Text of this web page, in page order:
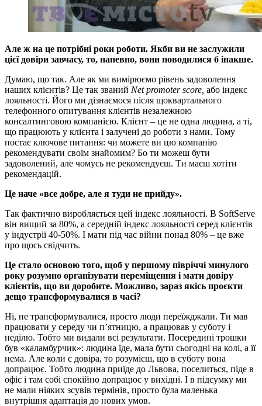
Але ж на це потрібні роки роботи. Якби ви не заслужили
цієї довіри завчасу, то, напевно, вони поводилися б інакше.
Думаю, що так. Але як ми вимірюємо рівень задоволення
наших клієнтів? Це так званий Net promoter score, або індекс
лояльності. Його ми дізнаємося після щоквартального
телефонного опитування клієнтів незалежною
консалтинговою компанією. Клієнт – це не одна людина, а ті,
що працюють у клієнта і залучені до роботи з нами. Тому
постає ключове питання: чи можете ви цю компанію
рекомендувати своїм знайомим? Бо ти можеш бути
задоволений, але чомусь не рекомендуєш. Ти маєш хотіти
рекомендацій.
Це наче «все добре, але я туди не прийду».
Так фактично виробляється цей індекс лояльності. В SoftServe
він вищий за 80%, а середній індекс лояльності серед клієнтів
у індустрії 40-50%. І мати під час війни понад 80% – це вже
про щось свідчить.
Це стало основою того, щоб у першому півріччі минулого
року розумно організувати переміщення і мати довіру
клієнтів, що ви доробите. Можливо, зараз якісь проєкти
дещо трансформувалися в часі?
Ні, не трансформувалися, просто люди переїжджали. Ти мав
працювати у середу чи п’ятницю, а працював у суботу і
неділю. Тобто ми видали всі результати. Посередині трошки
був «каламбурчик»: людина їде, мала бути сьогодні на колі, а її
нема. Але коли є довіра, то розумієш, що в суботу вона
допрацює. Тобто людина приїде до Львова, поселиться, піде в
офіс і там собі спокійно допрацює у вихідні. І в підсумку ми
не мали ніяких зсувів термінів, просто була маленька
внутрішня адаптація до нових умов.